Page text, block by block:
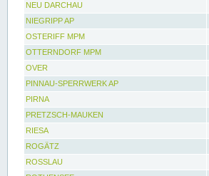
NEU DARCHAU
NIEGRIPP AP
OSTERIFF MPM
OTTERNDORF MPM
OVER
PINNAU-SPERRWERK AP
PIRNA
PRETZSCH-MAUKEN
RIESA
ROGÄTZ
ROSSLAU